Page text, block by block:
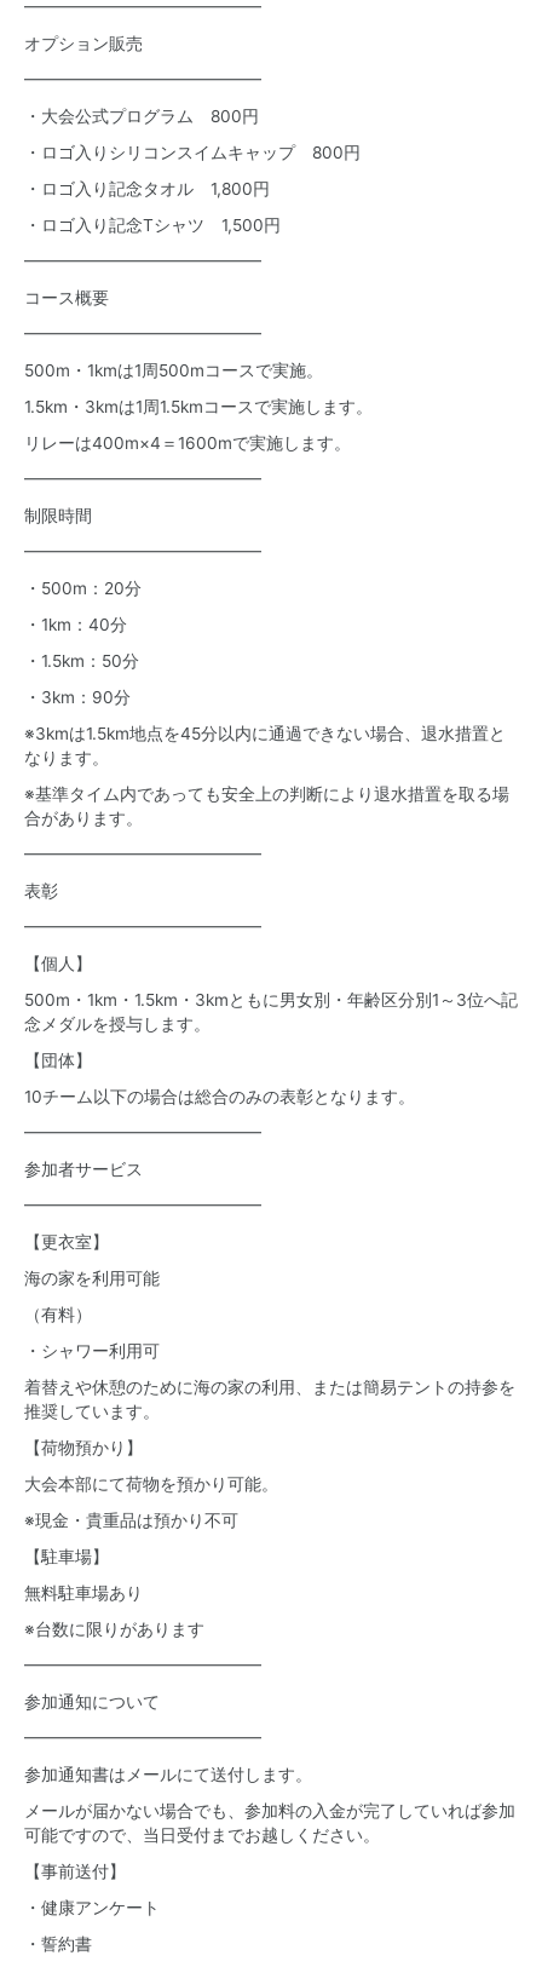
━━━━━━━━━━━━━━
オプション販売
━━━━━━━━━━━━━━
・大会公式プログラム 800円
・ロゴ入りシリコンスイムキャップ 800円
・ロゴ入り記念タオル 1,800円
・ロゴ入り記念Tシャツ 1,500円
━━━━━━━━━━━━━━
コース概要
━━━━━━━━━━━━━━
500m・1kmは1周500mコースで実施。
1.5km・3kmは1周1.5kmコースで実施します。
リレーは400m×4＝1600mで実施します。
━━━━━━━━━━━━━━
制限時間
━━━━━━━━━━━━━━
・500m：20分
・1km：40分
・1.5km：50分
・3km：90分
※3kmは1.5km地点を45分以内に通過できない場合、退水措置と
なります。
※基準タイム内であっても安全上の判断により退水措置を取る場
合があります。
━━━━━━━━━━━━━━
表彰
━━━━━━━━━━━━━━
【個人】
500m・1km・1.5km・3kmともに男女別・年齢区分別1～3位へ記
念メダルを授与します。
【団体】
10チーム以下の場合は総合のみの表彰となります。
━━━━━━━━━━━━━━
参加者サービス
━━━━━━━━━━━━━━
【更衣室】
海の家を利用可能
（有料）
・シャワー利用可
着替えや休憩のために海の家の利用、または簡易テントの持参を
推奨しています。
【荷物預かり】
大会本部にて荷物を預かり可能。
※現金・貴重品は預かり不可
【駐車場】
無料駐車場あり
※台数に限りがあります
━━━━━━━━━━━━━━
参加通知について
━━━━━━━━━━━━━━
参加通知書はメールにて送付します。
メールが届かない場合でも、参加料の入金が完了していれば参加
可能ですので、当日受付までお越しください。
【事前送付】
・健康アンケート
・誓約書